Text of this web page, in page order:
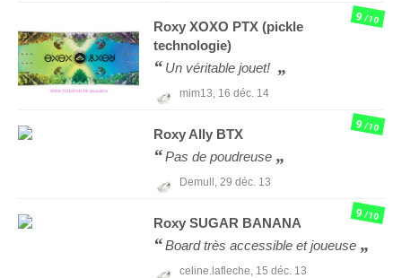
Roxy XOXO PTX (pickle
technologie)
Un véritable jouet!
mim13, 16 déc. 14
9/10
Roxy Ally BTX
Pas de poudreuse
Demull, 29 déc. 13
9/10
Roxy SUGAR BANANA
Board très accessible et joueuse
celine.lafleche, 15 déc. 13
9/10